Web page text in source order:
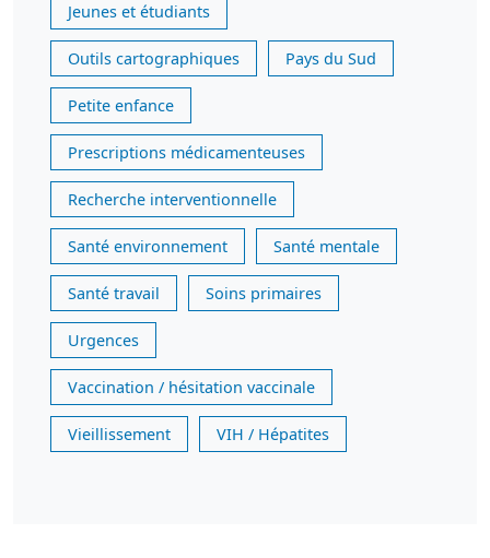
Jeunes et étudiants
Outils cartographiques Pays du Sud
Petite enfance
Prescriptions médicamenteuses
Recherche interventionnelle
Santé environnement Santé mentale
Santé travail Soins primaires
Urgences
Vaccination / hésitation vaccinale
Vieillissement VIH / Hépatites